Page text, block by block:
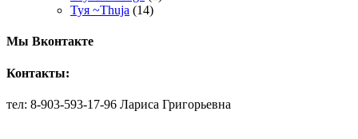
Туя ~Thuja (14)
Мы Вконтакте
Контакты:
тел: 8-903-593-17-96 Лариса Григорьевна